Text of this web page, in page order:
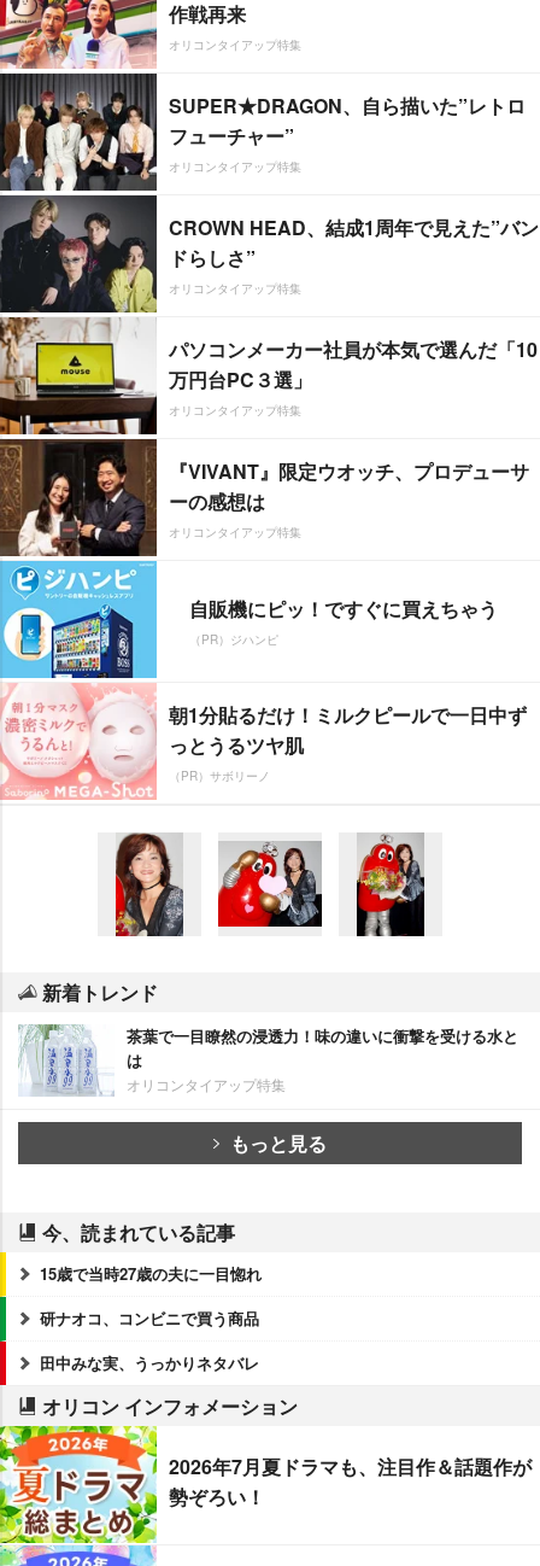
作戦再来
オリコンタイアップ特集
SUPER★DRAGON、自ら描いた”レトロ
フューチャー”
オリコンタイアップ特集
CROWN HEAD、結成1周年で見えた”バン
ドらしさ”
オリコンタイアップ特集
パソコンメーカー社員が本気で選んだ「10
万円台PC３選」
オリコンタイアップ特集
『VIVANT』限定ウオッチ、プロデューサ
ーの感想は
オリコンタイアップ特集
自販機にピッ！ですぐに買えちゃう
（PR）ジハンピ
朝1分貼るだけ！ミルクピールで一日中ず
っとうるツヤ肌
（PR）サボリーノ
新着トレンド
茶葉で一目瞭然の浸透力！味の違いに衝撃を受ける水と
は
オリコンタイアップ特集
もっと見る
今、読まれている記事
15歳で当時27歳の夫に一目惚れ
研ナオコ、コンビニで買う商品
田中みな実、うっかりネタバレ
オリコン インフォメーション
2026年7月夏ドラマも、注目作＆話題作が
勢ぞろい！